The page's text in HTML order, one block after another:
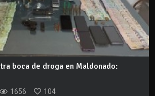
boca de droga en Maldonado:
1656 104